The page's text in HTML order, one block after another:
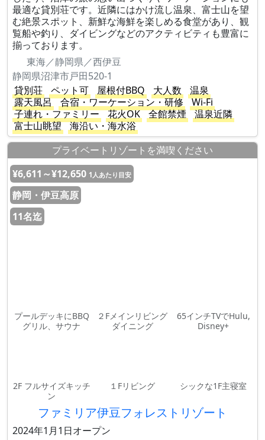
最適な貸別荘です。近隣にはかけ流し温泉、富士山を望
む絶景スポット、新鮮な海鮮を楽しめる食堂があり、観
覧船や釣り、ダイビングなどのアクティビティも豊富に
揃っております。
東海／静岡県／西伊豆
静岡県沼津市戸田520-1
貸別荘
ペット可 屋根付BBQ 大人数
温泉
露天風呂
合宿・ワーケーション・研修
Wi-Fi
子連れ・ファミリー
花火OK 全館禁煙
温泉近隣
富士山眺望
海沿い・海水浴
プライベートリゾートを満喫ください
¥6,611～¥12,650 1人あたり目安
静岡・伊豆高原
11名迄
プールデッキにBBQ
グリル、サウナ
２Fメインリビング
ダイニング
65インチTVでHulu,
Disney+
2F フルサイズキッチ
ン
１Fリビング シックな1F主寝室
ファミリア伊豆フォレストリゾート
2024年1月1日オープン